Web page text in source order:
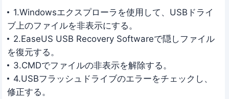
1.Windowsエクスプローラを使用して、USBドライ
ブ上のファイルを非表示にする。
2.EaseUS USB Recovery Softwareで隠しファイル
を復元する。
3.CMDでファイルの非表示を解除する。
4.USBフラッシュドライブのエラーをチェックし、
修正する。